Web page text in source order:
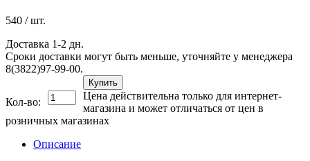
540 / шт.
Доставка 1-2 дн.
Сроки доставки могут быть меньше, уточняйте у менеджера
8(3822)97-99-00.
Кол-во:
Купить
Цена действительна только для интернет-
магазина и может отличаться от цен в
розничных магазинах
Описание